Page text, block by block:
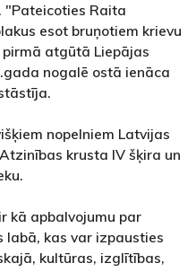
"Pateicoties Raita
esot bruņotiem krievu
atgūtā Liepājas
nogalē ostā ienāca
nopelniem Latvijas
krusta IV šķira un
kā apbalvojumu par
labā, kas var izpausties
kultūras, izglītības,